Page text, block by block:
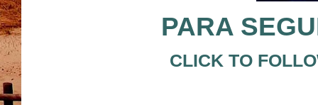
PARA
CLICK TO